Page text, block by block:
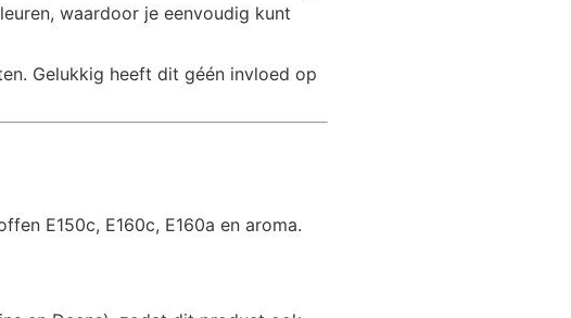
waardoor je eenvoudig kunt
Gelukkig heeft dit géén invloed op
E150c, E160c, E160a en aroma.